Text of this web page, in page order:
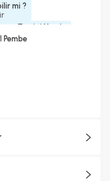
mi ?
Temini Yapılır
Pembe